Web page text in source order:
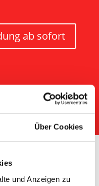
Über Cookies
und Anzeigen zu
ab sofort
Sekund